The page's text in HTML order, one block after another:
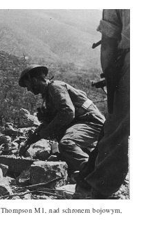
M1, nad schronem bojowym,